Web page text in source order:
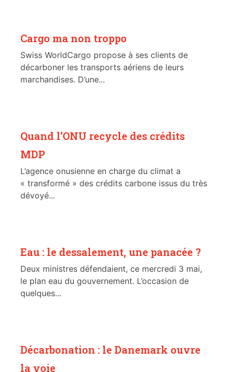
Cargo ma non troppo
Swiss WorldCargo propose à ses clients de
décarboner les transports aériens de leurs
marchandises. D’une...
Quand l’ONU recycle des crédits
MDP
L’agence onusienne en charge du climat a
« transformé » des crédits carbone issus du très
dévoyé...
Eau : le dessalement, une panacée ?
Deux ministres défendaient, ce mercredi 3 mai,
le plan eau du gouvernement. L’occasion de
quelques...
Décarbonation : le Danemark ouvre
la voie